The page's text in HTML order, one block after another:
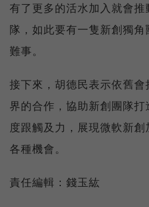
有了更多的活水加入就會
隊，如此要有一隻新創獨
難事。
接下來，胡德民表示依舊
界的合作，協助新創團隊
度跟觸及力，展現微軟新
各種機會。
責任編輯：錢玉紘